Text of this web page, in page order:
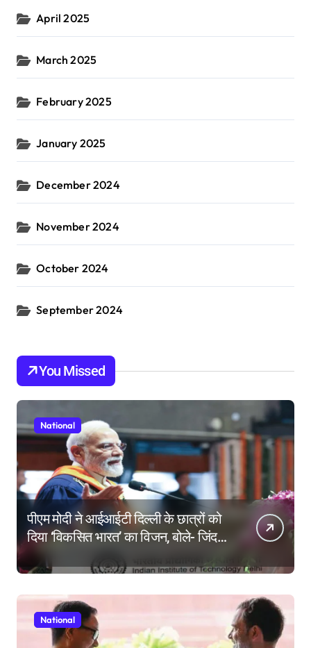
April 2025
March 2025
February 2025
January 2025
December 2024
November 2024
October 2024
September 2024
You Missed
National
पीएम मोदी ने आईआईटी दिल्ली के छात्रों को
दिया ‘विकसित भारत’ का विजन, बोले- जिंदगी
की परीक्षा में सब कुछ आउट ऑफ सिलेबस
होता है
National